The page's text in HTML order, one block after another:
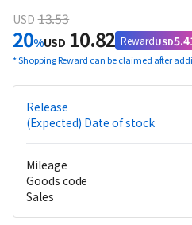
USD 13.53
20%USD 10.82 RewardUSD
*Shopping Reward can be claimed after
Release
(Expected) Date of stock
Mileage
Goods code
Sales